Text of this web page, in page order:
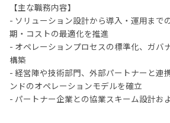
【主な職務内容】
- ソリューション設計から導入・運用まで
期・コストの最適化を推進
- オペレーションプロセスの標準化、ガバ
構築
- 経営陣や技術部門、外部パートナーと連
ンドのオペレーションモデルを確立
- パートナー企業との協業スキーム設計お